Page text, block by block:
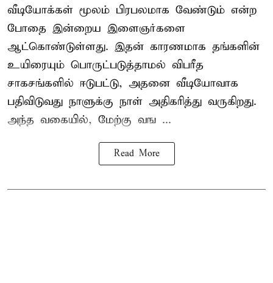
வீடியோக்கள் மூலம் பிரபலமாக வேண்டும் என்ற
போதை இன்றைய இளைஞர்களை
ஆட்கொண்டுள்ளது. இதன் காரணமாக தங்களின்
உயிரையும் பொருட்படுத்தாமல் விபரீத
சாகசங்களில் ஈடுபட்டு, அதனை வீடியோவாக
பதிவிடுவது நாளுக்கு நாள் அதிகரித்து வருகிறது.
அந்த வகையில், மேற்கு வங ...
Read More